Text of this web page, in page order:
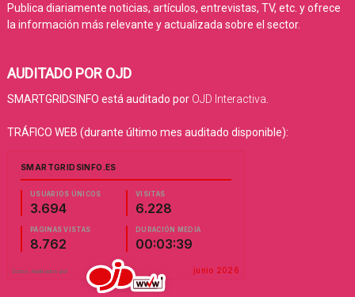
Publica diariamente noticias, artículos, entrevistas, TV, etc. y ofrece
la información más relevante y actualizada sobre el sector.
AUDITADO POR OJD
SMARTGRIDSINFO está auditado por OJD Interactiva
TRÁFICO WEB (durante último mes auditado disponible):